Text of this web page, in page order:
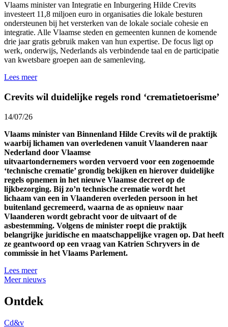
Vlaams minister van Integratie en Inburgering Hilde Crevits
investeert 11,8 miljoen euro in organisaties die lokale besturen
ondersteunen bij het versterken van de lokale sociale cohesie en
integratie. Alle Vlaamse steden en gemeenten kunnen de komende
drie jaar gratis gebruik maken van hun expertise. De focus ligt op
werk, onderwijs, Nederlands als verbindende taal en de participatie
van kwetsbare groepen aan de samenleving.
Lees meer
Crevits wil duidelijke regels rond ‘crematietoerisme’
14/07/26
Vlaams minister van Binnenland Hilde Crevits wil de praktijk
waarbij lichamen van overledenen vanuit Vlaanderen naar
Nederland door Vlaamse
uitvaartondernemers worden vervoerd voor een zogenoemde
‘technische crematie’ grondig bekijken en hierover duidelijke
regels opnemen in het nieuwe Vlaamse decreet op de
lijkbezorging. Bij zo’n technische crematie wordt het
lichaam van een in Vlaanderen overleden persoon in het
buitenland gecremeerd, waarna de as opnieuw naar
Vlaanderen wordt gebracht voor de uitvaart of de
asbestemming. Volgens de minister roept die praktijk
belangrijke juridische en maatschappelijke vragen op. Dat heeft
ze geantwoord op een vraag van Katrien Schryvers in de
commissie in het Vlaams Parlement.
Lees meer
Meer nieuws
Ontdek
Cd&v